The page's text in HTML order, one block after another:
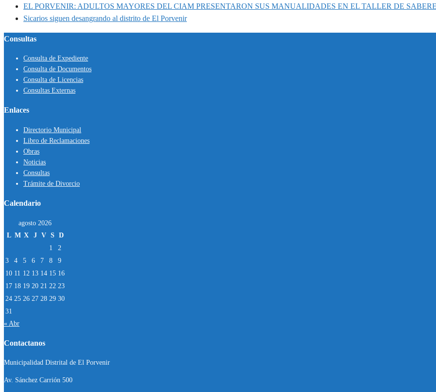
EL PORVENIR: ADULTOS MAYORES DEL CIAM PRESENTARON SUS MANUALIDADES EN EL TALLER DE
Sicarios siguen desangrando al distrito de El Porvenir
Consultas
Consulta de Expediente
Consulta de Documentos
Consulta de Licencias
Consultas Externas
Enlaces
Directorio Municipal
Libro de Reclamaciones
Obras
Noticias
Consultas
Trámite de Divorcio
Calendario
agosto 2026
L M X J V S D
1
2
3
4 5 6 7 8
9
10 11 12 13 14 15 16
17 18 19 20 21 22 23
24 25 26 27 28 29 30
31
« Abr
Contactanos
Municipalidad Distrital de El Porvenir
Av. Sánchez Carrión 500